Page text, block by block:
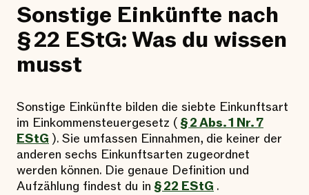
Sonstige Einkünfte nach
§ 22 EStG: Was du wissen
musst
Sonstige Einkünfte bilden die siebte Einkunftsart
im Einkommensteuergesetz (§ 2 Abs. 1 Nr. 7
EStG ). Sie umfassen Einnahmen, die keiner der
anderen sechs Einkunftsarten zugeordnet
werden können. Die genaue Definition und
Aufzählung findest du in § 22 EStG .